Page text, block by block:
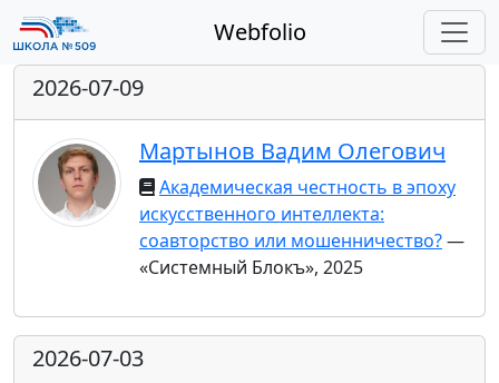
Webfolio
2026-07-09
Мартынов Вадим Олегович
Академическая честность в эпоху
искусственного интеллекта:
соавторство или мошенничество?—
«Системный Блокъ», 2025
2026-07-03